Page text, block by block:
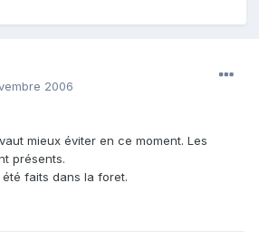
2006
mieux éviter en ce moment. Les
présents.
faits dans la foret.